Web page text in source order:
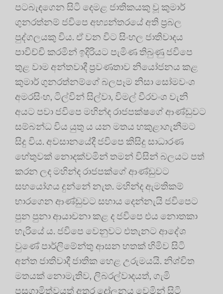
පටබැඳගෙන සිටි දෙමළ ජාතිකයකු වූ කුමාර්
ගුනරත්නම් ජවිපෙ අභ්‍යන්තරයේ අති ප්‍රබල
පුද්ගලයකු විය. ඒ වන විට සිංහල ජාතිවාදය
පාවිච්චි කරමින් ඉදිරියට පැමිණ තිබුණු ජවිපෙ
තුළ වාම අන්තවාදී ප්‍රවණතාව නියෝජනය කළ
කුමාර් ගුනරත්නම්ගේ බලපෑම නිසා සෝමවංශ
අමරසිංහ, ටිල්වින් සිල්වා, විමල් වීරවංශ වැනි
අයට පවා ජවිපෙ මහින්ද රාජපක්ෂගේ ආණ්ඩුවට
සම්බන්ධ විය යුතු ය යන මතය හකුළාගැනීමට
සිදු විය. අවසානයේදී ජවිපෙ කිසිදු සාධාරණ
හේතුවක් නොදක්වමින් තමන් විසින් බලයට පත්
කරන ලද මහින්ද රාජපක්ගේ ආණ්ඩුවට
සහයෝගය දුන්නේ නැත. මහින්ද ඇමතිකම්
භාරගෙන ආණ්ඩුවට සහාය දෙන්නැයි ජවිපෙට
පුන පුනා ආයාචනා කළ ද ජවිපෙ එය නොතකා
හැරියේ ය. ජවිපෙ වෙනුවට එතැනට ආදේශ
වුණේ පාර්ලිමේන්තු ආසන හතක් හිමිව සිටි
අන්ත ජාතිවාදී ජාතික හෙළ උරුමයයි. නිශ්චිත
මතයක් නොමැතිව, ලිබරල්වාදයත්, ගැමි
පසුගාමිත්වයත් අතර දෝලනය වෙමින් සිටි